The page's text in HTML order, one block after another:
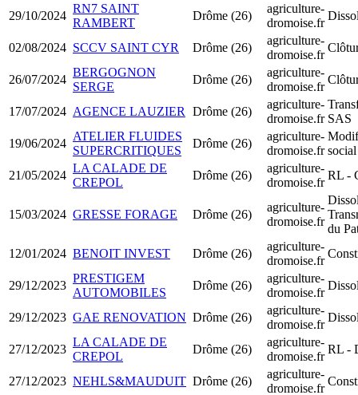
29/10/2024
RN7 SAINT
RAMBERT
Drôme (26)
agriculture-
dromoise.fr
02/08/2024 SCCV SAINT CYR Drôme (26)
agriculture-
dromoise.fr
26/07/2024
BERGOGNON
SERGE
Drôme (26)
agriculture-
dromoise.fr
17/07/2024 AGENCE LAUZIER Drôme (26)
agriculture-
dromoise.fr SAS
19/06/2024
ATELIER FLUIDES
SUPERCRITIQUES
Drôme (26)
agriculture-
dromoise.fr social
21/05/2024
LA CALADE DE
CREPOL
Drôme (26)
agriculture-
dromoise.fr
RL -
15/03/2024 GRESSE FORAGE Drôme (26)
agriculture-
dromoise.fr
du
12/01/2024 BENOIT INVEST Drôme (26)
agriculture-
dromoise.fr
29/12/2023
PRESTIGEM
AUTOMOBILES
Drôme (26)
agriculture-
dromoise.fr
29/12/2023 GAE RENOVATION Drôme (26)
agriculture-
dromoise.fr
27/12/2023
LA CALADE DE
CREPOL
Drôme (26)
agriculture-
dromoise.fr
RL -
27/12/2023 NEHLS&MAUDUIT Drôme (26)
agriculture-
dromoise.fr